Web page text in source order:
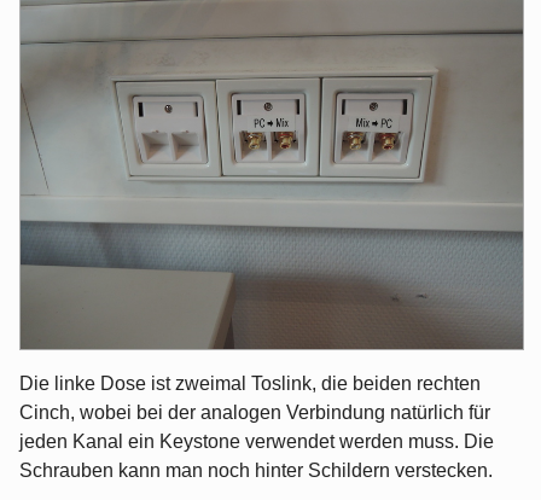
Die linke Dose ist zweimal Toslink, die beiden rechten
Cinch, wobei bei der analogen Verbindung natürlich für
jeden Kanal ein Keystone verwendet werden muss. Die
Schrauben kann man noch hinter Schildern verstecken.